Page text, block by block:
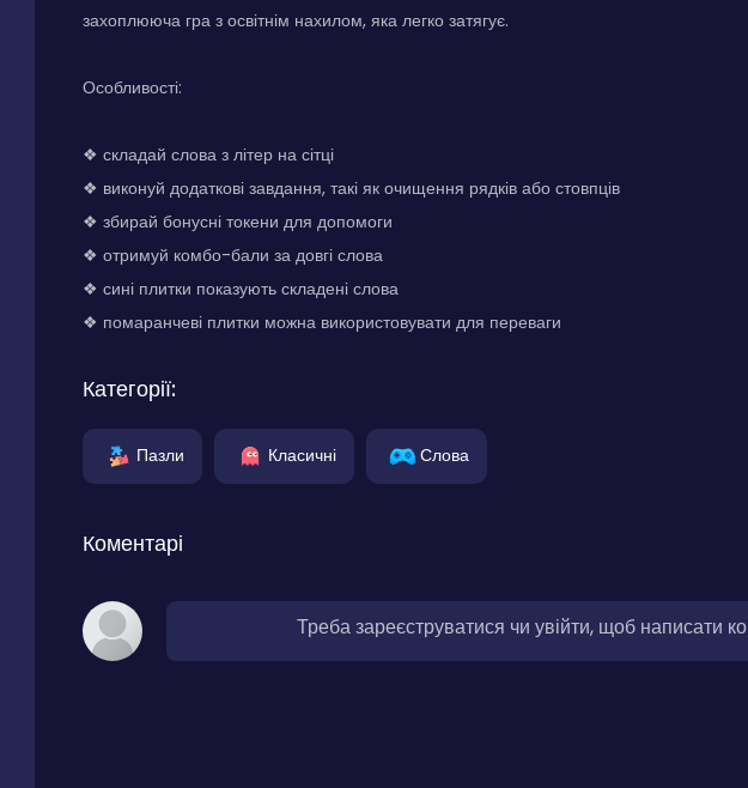
захоплююча гра з освітнім нахилом, яка легко затягує.
Особливості:
❖ складай слова з літер на сітці
❖ виконуй додаткові завдання, такі як очищення рядків або стовпців
❖ збирай бонусні токени для допомоги
❖ отримуй комбо-бали за довгі слова
❖ сині плитки показують складені слова
❖ помаранчеві плитки можна використовувати для переваги
Категорії:
Пазли Класичні Слова
Коментарі
Треба зареєструватися чи увійти, щоб написати